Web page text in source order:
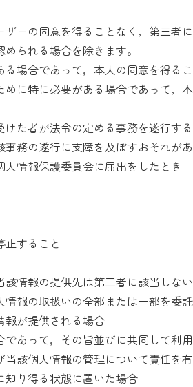
ーの同意を得ることなく，第三者
られる場合を除きます。
場合であって，本人の同意を得る
に特に必要がある場合であって，
た者が法令の定める事務を遂行す
務の遂行に支障を及ぼすおそれが
情報保護委員会に届出をしたとき
すること
情報の提供先は第三者に該当しない
報の取扱いの全部または一部を委
報が提供される場合
あって，その旨並びに共同して利
該個人情報の管理について責任を
知り得る状態に置いた場合